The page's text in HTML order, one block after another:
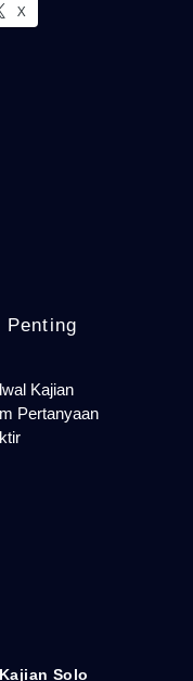
X
Penting
Kajian
Pertanyaan
Solo